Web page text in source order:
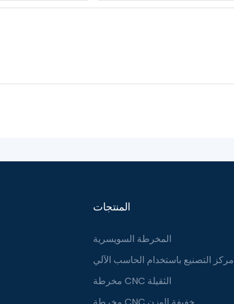
المنتجات
المخرطة السويسرية
مركز التصنيع باستخدام الحاسب الآلي
مخرطة CNC الثقيلة